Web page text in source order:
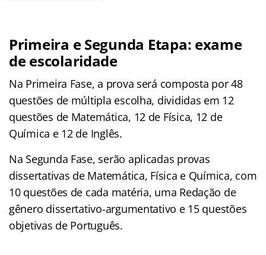
Primeira e Segunda Etapa: exame
de escolaridade
Na Primeira Fase, a prova será composta por 48
questões de múltipla escolha, divididas em 12
questões de Matemática, 12 de Física, 12 de
Química e 12 de Inglês.
Na Segunda Fase, serão aplicadas provas
dissertativas de Matemática, Física e Química, com
10 questões de cada matéria, uma Redação de
gênero dissertativo-argumentativo e 15 questões
objetivas de Português.